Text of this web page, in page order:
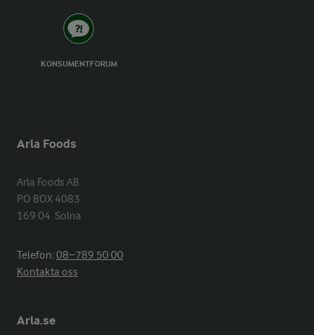
KONSUMENTFORUM
Arla Foods
Arla Foods AB
PO BOX 4083
169 04  Solna
Telefon:08−789 50 00
Kontakta oss
Arla.se